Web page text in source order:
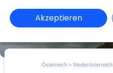
Österreich > Niederösterreich
Akzeptieren